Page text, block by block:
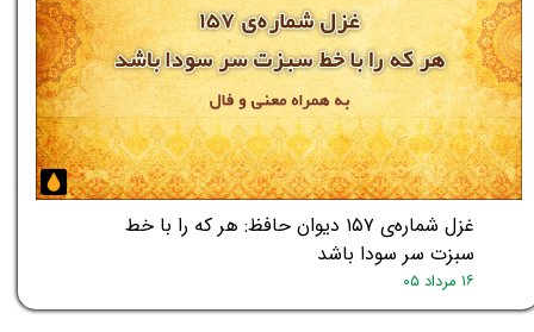
غزل شماره‌ی ۱۵۷ دیوان حافظ: هر که را با خط
سبزت سر سودا باشد
۱۶ مرداد ۰۵